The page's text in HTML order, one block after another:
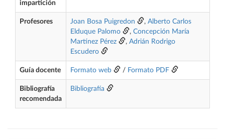
impartición
Profesores Joan Bosa Puigredon , Alberto Carlos
Elduque Palomo
, Concepción María
Martínez Pérez
, Adrián Rodrigo
Escudero
Guía docente Formato web / Formato PDF
Bibliografía
recomendada
Bibliografía